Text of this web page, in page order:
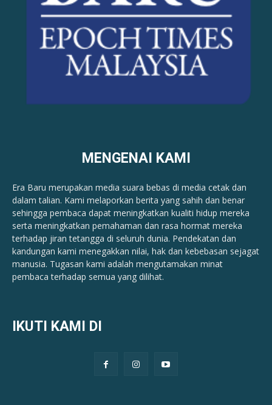
MENGENAI KAMI
Era Baru merupakan media suara bebas di media cetak dan
dalam talian. Kami melaporkan berita yang sahih dan benar ​​
sehingga pembaca dapat meningkatkan kualiti hidup mereka
serta meningkatkan pemahaman dan rasa hormat mereka
terhadap jiran tetangga di seluruh dunia. Pendekatan dan
kandungan kami menegakkan nilai, hak dan kebebasan sejagat
manusia. Tugasan kami adalah mengutamakan minat
pembaca terhadap semua yang dilihat.
IKUTI KAMI DI